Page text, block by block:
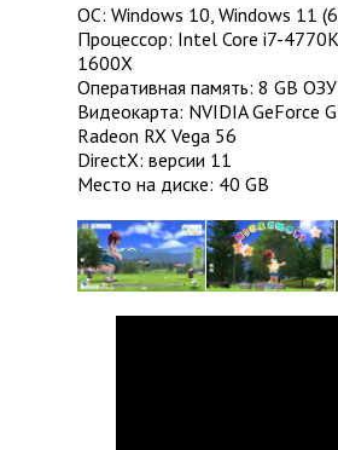
ОС: Windows 10, Windows 11
Процессор: Intel Core i7-
1600X
Оперативная память: 8 GB ОЗУ
Видеокарта: NVIDIA GeForce
Radeon RX Vega 56
DirectX: версии 11
Место на диске: 40 GB